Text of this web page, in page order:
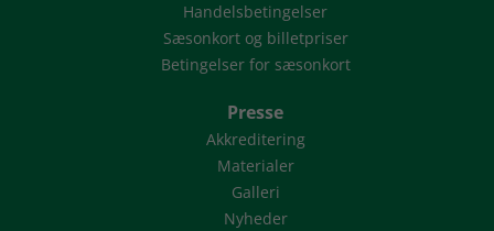
Handelsbetingelser
Sæsonkort og billetpriser
Betingelser for sæsonkort
Presse
Akkreditering
Materialer
Galleri
Nyheder